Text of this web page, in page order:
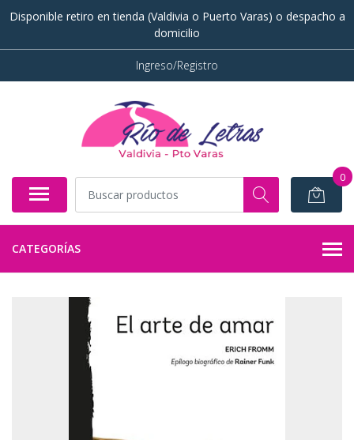
Disponible retiro en tienda (Valdivia o Puerto Varas) o despacho a
domicilio
Ingreso/Registro
0
CATEGORÍAS